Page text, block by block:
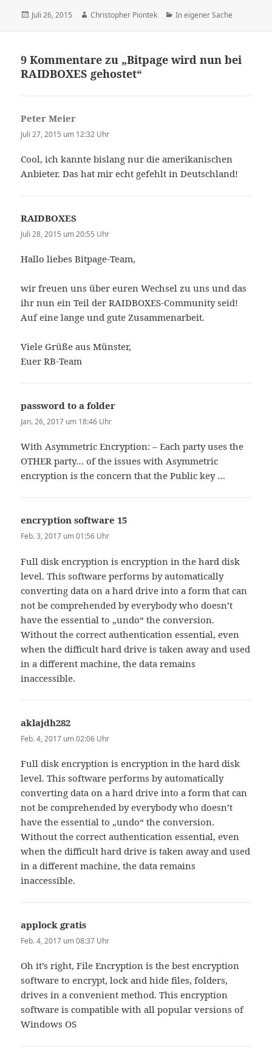
Veröffentlicht
Juli 26, 2015 Autor
Christopher Piontek Kategorien
In eigener Sache
9 Kommentare zu „Bitpage wird nun bei
RAIDBOXES gehostet“
Peter Meier
Juli 27, 2015 um 12:32 Uhr
Cool, ich kannte bislang nur die amerikanischen
Anbieter. Das hat mir echt gefehlt in Deutschland!
RAIDBOXES
Juli 28, 2015 um 20:55 Uhr
Hallo liebes Bitpage-Team,
wir freuen uns über euren Wechsel zu uns und das
ihr nun ein Teil der RAIDBOXES-Community seid!
Auf eine lange und gute Zusammenarbeit.
Viele Grüße aus Münster,
Euer RB-Team
password to a folder
Jan. 26, 2017 um 18:46 Uhr
With Asymmetric Encryption: – Each party uses the
OTHER party… of the issues with Asymmetric
encryption is the concern that the Public key …
encryption software 15
Feb. 3, 2017 um 01:56 Uhr
Full disk encryption is encryption in the hard disk
level. This software performs by automatically
converting data on a hard drive into a form that can
not be comprehended by everybody who doesn’t
have the essential to „undo“ the conversion.
Without the correct authentication essential, even
when the difficult hard drive is taken away and used
in a different machine, the data remains
inaccessible.
aklajdh282
Feb. 4, 2017 um 02:06 Uhr
Full disk encryption is encryption in the hard disk
level. This software performs by automatically
converting data on a hard drive into a form that can
not be comprehended by everybody who doesn’t
have the essential to „undo“ the conversion.
Without the correct authentication essential, even
when the difficult hard drive is taken away and used
in a different machine, the data remains
inaccessible.
applock gratis
Feb. 4, 2017 um 08:37 Uhr
Oh it’s right, File Encryption is the best encryption
software to encrypt, lock and hide files, folders,
drives in a convenient method. This encryption
software is compatible with all popular versions of
Windows OS